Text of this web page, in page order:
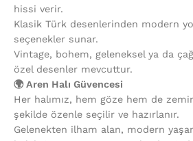
hissi verir.
Klasik Türk desenlerinden modern
seçenekler sunar.
Vintage, bohem, geleneksel ya da
özel desenler mevcuttur.
🌍 Aren Halı Güvencesi
Her halımız, hem göze hem de
şekilde özenle seçilir ve hazırlanır.
Gelenekten ilham alan, modern